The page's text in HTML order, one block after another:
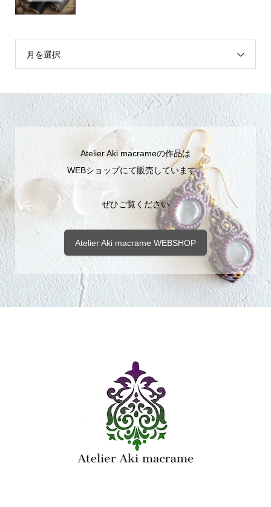
月を選択
Atelier Aki macrameの作品は
WEBショップにて販売しています。
ぜひご覧ください
Atelier Aki macrame WEBSHOP